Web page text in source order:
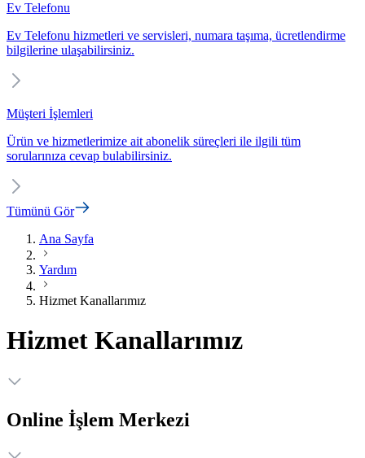
Ev Telefonu
Ev Telefonu hizmetleri ve servisleri, numara taşıma, ücretlendirme
bilgilerine ulaşabilirsiniz.
Müşteri İşlemleri
Ürün ve hizmetlerimize ait abonelik süreçleri ile ilgili tüm
sorularınıza cevap bulabilirsiniz.
Tümünü Gör
Ana Sayfa
Yardım
Hizmet Kanallarımız
Hizmet Kanallarımız
Online İşlem Merkezi